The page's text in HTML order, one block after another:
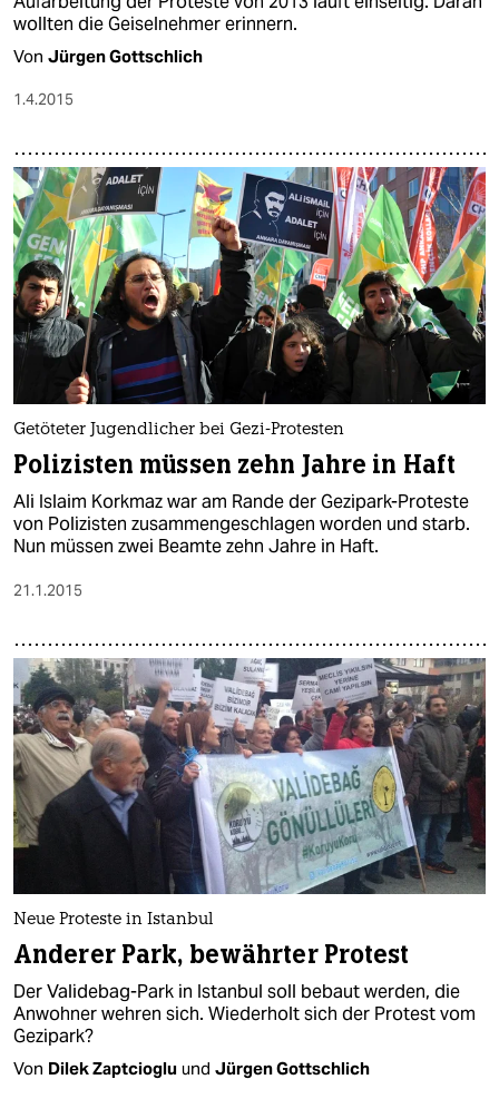
wollten die Geiselnehmer erinnern.
Von Jürgen Gottschlich
1.4.2015
Getöteter Jugendlicher bei Gezi-Protesten
Polizisten müssen zehn Jahre in Haft
Ali Islaim Korkmaz war am Rande der Gezipark-Proteste
von Polizisten zusammengeschlagen worden und starb.
Nun müssen zwei Beamte zehn Jahre in Haft.
21.1.2015
Neue Proteste in Istanbul
Anderer Park, bewährter Protest
Der Validebag-Park in Istanbul soll bebaut werden, die
Anwohner wehren sich. Wiederholt sich der Protest vom
Gezipark?
Von Dilek Zaptcioglu und Jürgen Gottschlich